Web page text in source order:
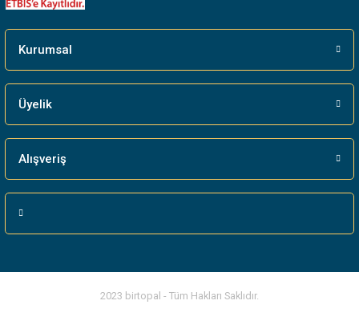
Kurumsal
Üyelik
Alışveriş
2023 birtopal - Tüm Hakları Saklıdır.